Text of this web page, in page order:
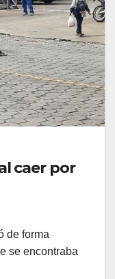
caer por
de forma
se encontraba